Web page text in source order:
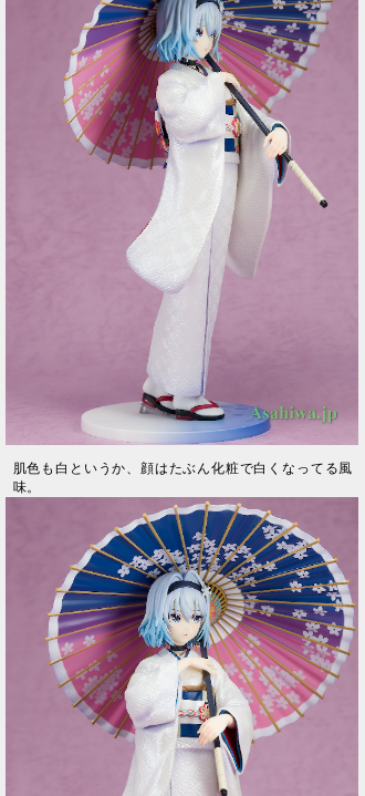
肌色も白というか、顔はたぶん化粧で白くなってる風
味。